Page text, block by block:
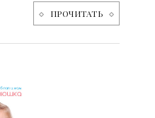
ПРОЧИТАТЬ